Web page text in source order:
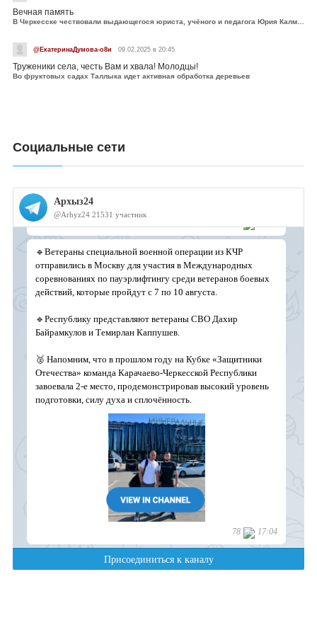
Вечная память
В Черкесске чествовали выдающегося юриста, учёного и педагога Юрия Калмыкова
@ЕкатеринаДумова-о8и 09.02.2025 в 20:45
Труженики села, честь Вам и хвала! Молодцы!
Во фруктовых садах Таллыка идет активная обработка деревьев
Социальные сети